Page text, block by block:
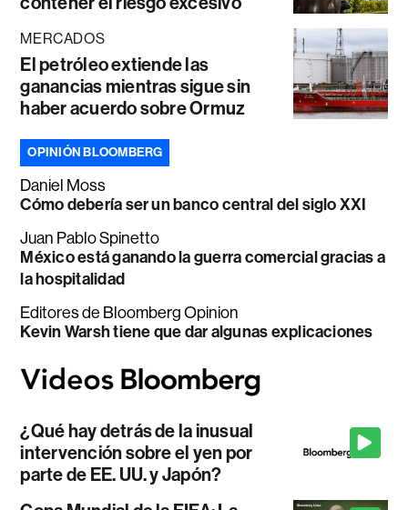
MERCADOS
El petróleo extiende las
ganancias mientras sigue sin
haber acuerdo sobre Ormuz
OPINIÓN BLOOMBERG
Daniel Moss
Cómo debería ser un banco central del siglo XXI
Juan Pablo Spinetto
México está ganando la guerra comercial gracias a
la hospitalidad
Editores de Bloomberg Opinion
Kevin Warsh tiene que dar algunas explicaciones
¿Qué hay detrás de la inusual
intervención sobre el yen por
parte de EE. UU. y Japón?